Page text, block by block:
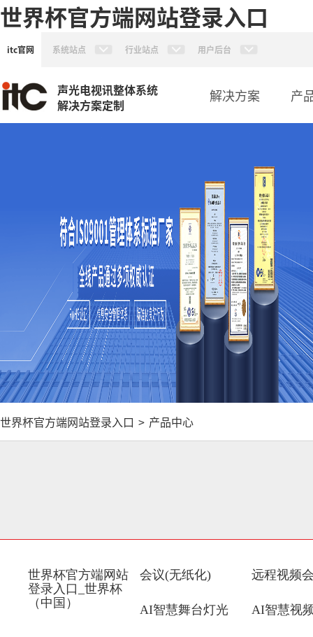
世界杯官方端网站登录入口
itc官网 系统站点 行业站点 用户后台
声光电视讯整体系统
解决方案定制
解决方案 产
世界杯官方端网站登录入口 > 产品中心
世界杯官方端网站
登录入口_世界杯
（中国）
会议(无纸化) 远程视频
AI智慧舞台灯光 AI智慧视